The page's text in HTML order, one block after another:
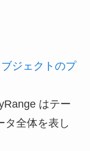
ジェクトのプ
はテー
タ全体を表し